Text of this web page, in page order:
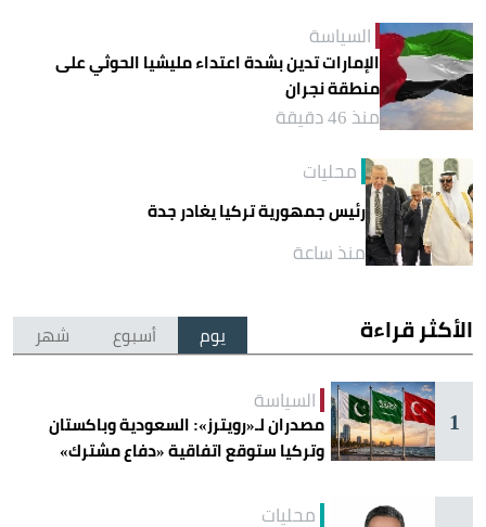
السياسة
الإمارات تدين بشدة اعتداء مليشيا الحوثي على
منطقة نجران
منذ 46 دقيقة
محليات
رئيس جمهورية تركيا يغادر جدة
منذ ساعة
الأكثر قراءة يوم أسبوع شهر
1
السياسة
مصدران لـ«رويترز»: السعودية وباكستان
وتركيا ستوقع اتفاقية «دفاع مشترك»
محليات